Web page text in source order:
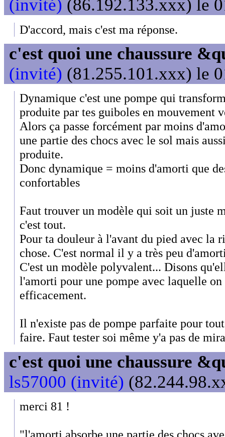
(invité) (86.192.133.xxx) le
D'accord, mais c'est ma réponse.
c'est quoi une chaussure
(invité) (81.255.101.xxx) le
Dynamique c'est une pompe qui
produite par tes guiboles en mouvement
Alors ça passe forcément par moins
une partie des chocs avec le sol mais
produite.
Donc dynamique = moins d'amorti que
confortables
Faut trouver un modèle qui soit un juste
c'est tout.
Pour ta douleur à l'avant du pied avec la
chose. C'est normal il y a très peu
C'est un modèle polyvalent... Disons
l'amorti pour une pompe avec laquelle
efficacement.
Il n'existe pas de pompe parfaite pour
faire. Faut tester soi même y'a pas de
c'est quoi une chaussure
ls57000 (invité)
merci 81 !